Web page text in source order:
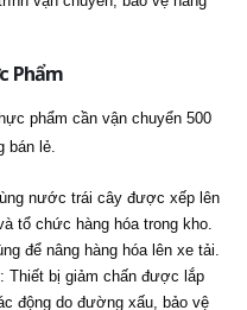
Phẩm
phẩm cần vận chuyển 500
bán lẻ.
nước trái cây được xếp lên
tổ chức hàng hóa trong kho.
để nâng hàng hóa lên xe tải.
: Thiết bị giảm chấn được lắp
động do đường xấu, bảo vệ